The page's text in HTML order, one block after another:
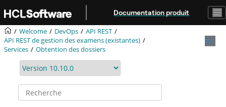
Aller au contenu principal
Documentation produit
Welcome DevOps
API REST
API REST de gestion des examens (existantes)
Services
Obtention des dossiers